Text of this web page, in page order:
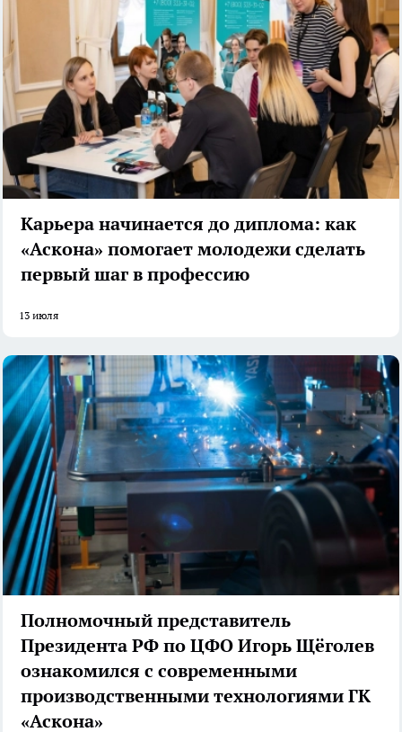
Карьера начинается до диплома: как
«Аскона» помогает молодежи сделать
первый шаг в профессию
13 июля
Полномочный представитель
Президента РФ по ЦФО Игорь Щёголев
ознакомился с современными
производственными технологиями ГК
«Аскона»